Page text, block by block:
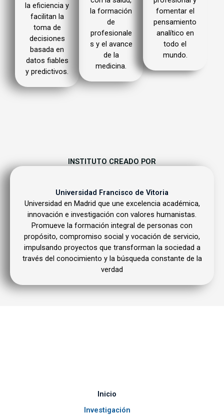
la eficiencia y
facilitan la
toma de
decisiones
basada en
datos fiables
y predictivos.
la formación
de
profesionale
s y el avance
de la
medicina.
fomentar el
pensamiento
analítico en
todo el
mundo.
INSTITUTO CREADO POR
Universidad Francisco de Vitoria
Universidad en Madrid que une excelencia académica,
innovación e investigación con valores humanistas.
Promueve la formación integral de personas con
propósito, compromiso social y vocación de servicio,
impulsando proyectos que transforman la sociedad a
través del conocimiento y la búsqueda constante de la
verdad
Inicio
Investigación